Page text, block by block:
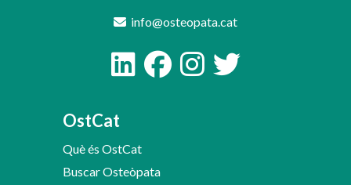
info@osteopata.cat
OstCat
Què és OstCat
Buscar Osteòpata